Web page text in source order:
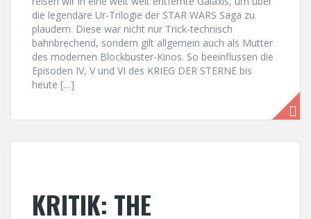
die legendäre Ur-Trilogie der STAR WARS Saga zu
plaudern. Diese war nicht nur Trick-technisch
bahnbrechend, sondern gilt allgemein auch als Mutter
des modernen Blockbuster-Kinos. So beeinflussen die
Episoden IV, V und VI des KRIEG DER STERNE bis
heute […]
KRITIK: THE